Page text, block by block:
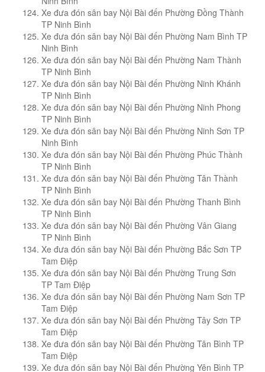
Xe đưa đón sân bay Nội Bài đến Phường Đồng Thành
TP Ninh Bình
Xe đưa đón sân bay Nội Bài đến Phường Nam Bình TP
Ninh Bình
Xe đưa đón sân bay Nội Bài đến Phường Nam Thành
TP Ninh Bình
Xe đưa đón sân bay Nội Bài đến Phường Ninh Khánh
TP Ninh Bình
Xe đưa đón sân bay Nội Bài đến Phường Ninh Phong
TP Ninh Bình
Xe đưa đón sân bay Nội Bài đến Phường Ninh Sơn TP
Ninh Bình
Xe đưa đón sân bay Nội Bài đến Phường Phúc Thành
TP Ninh Bình
Xe đưa đón sân bay Nội Bài đến Phường Tân Thành
TP Ninh Bình
Xe đưa đón sân bay Nội Bài đến Phường Thanh Bình
TP Ninh Bình
Xe đưa đón sân bay Nội Bài đến Phường Vân Giang
TP Ninh Bình
Xe đưa đón sân bay Nội Bài đến Phường Bắc Sơn TP
Tam Điệp
Xe đưa đón sân bay Nội Bài đến Phường Trung Sơn
TP Tam Điệp
Xe đưa đón sân bay Nội Bài đến Phường Nam Sơn TP
Tam Điệp
Xe đưa đón sân bay Nội Bài đến Phường Tây Sơn TP
Tam Điệp
Xe đưa đón sân bay Nội Bài đến Phường Tân Bình TP
Tam Điệp
Xe đưa đón sân bay Nội Bài đến Phường Yên Bình TP